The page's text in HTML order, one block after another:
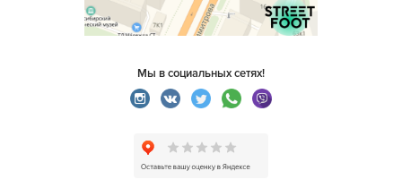
Мы в социальных сетях!